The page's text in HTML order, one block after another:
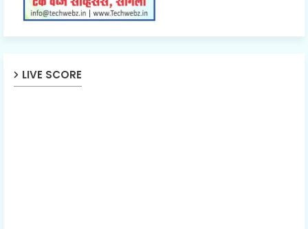
LIVE SCORE